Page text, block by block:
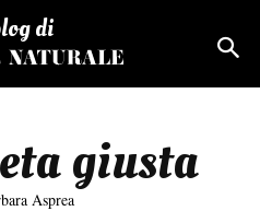
di
giusta
Asprea